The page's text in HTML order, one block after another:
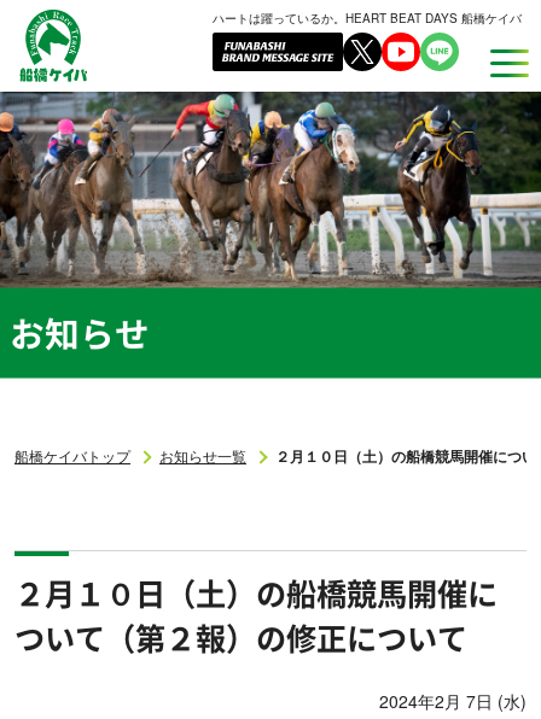
船
橋
ケ
イ
バ
ハートは躍っているか。HEART BEAT DAYS 船橋ケイバ
お知らせ
船橋ケイバトップ お知らせ一覧 ２月１０日（土）の船橋競馬開催につ
２月１０日（土）の船橋競馬開催に
ついて（第２報）の修正について
2024年2月 7日 (水)